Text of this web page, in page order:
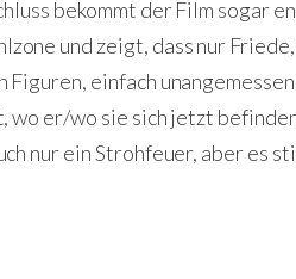
bekommt der Film sogar
und zeigt, dass nur
Figuren, einfach
wo er/wo sie sich jetzt
nur ein Strohfeuer, aber es